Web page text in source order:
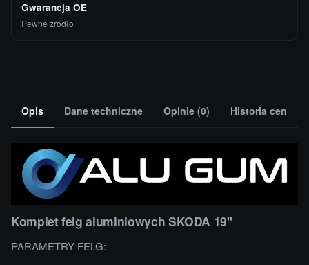
Gwarancja OE
Pewne źródło
Opis Dane techniczne Opinie (0) Historia cen
Komplet felg aluminiowych SKODA 19''
PARAMETRY FELG: